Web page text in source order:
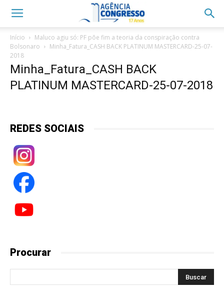
Início
Maluco agiu só: PF põe fim a teoria da conspiração contra
Bolsonaro
Minha_Fatura_CASH BACK PLATINUM MASTERCARD-25-07-
2018
Minha_Fatura_CASH BACK
PLATINUM MASTERCARD-25-07-2018
REDES SOCIAIS
Procurar